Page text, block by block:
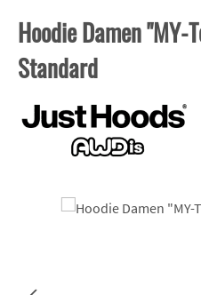
Hoodie Damen "MY-
Standard
Bildergalerie überspringen